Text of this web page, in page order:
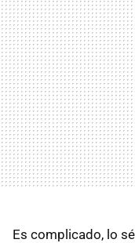
Es complicado, lo